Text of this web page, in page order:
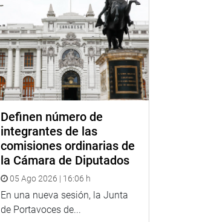
Definen número de
integrantes de las
comisiones ordinarias de
la Cámara de Diputados
05 Ago 2026 | 16:06 h
En una nueva sesión, la Junta
de Portavoces de...